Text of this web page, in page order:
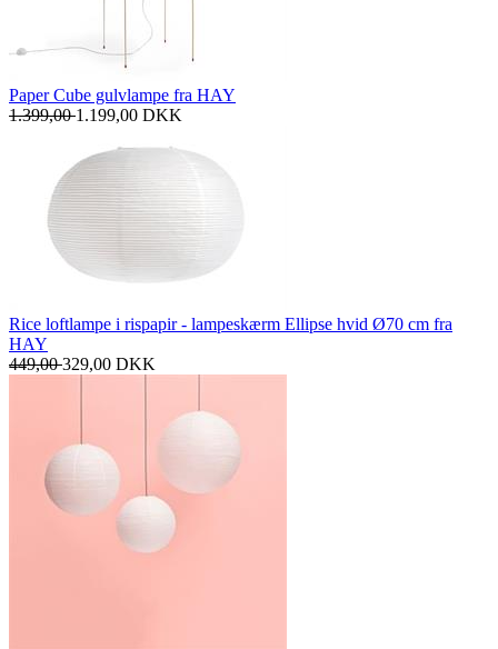
Paper Cube gulvlampe fra HAY
1.399,001.199,00 DKK
Rice loftlampe i rispapir - lampeskærm Ellipse hvid Ø70 cm fra
HAY
449,00329,00 DKK